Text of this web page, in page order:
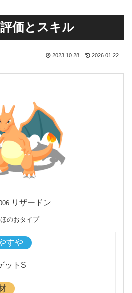
価とスキル
2023.10.28 2026.01.22
リザードン
ほのおタイプ
すや
ットS